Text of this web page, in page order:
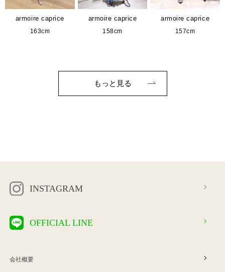
armoire caprice
163cm
armoire caprice
158cm
armoire caprice
157cm
もっと見る
INSTAGRAM
OFFICIAL LINE
会社概要